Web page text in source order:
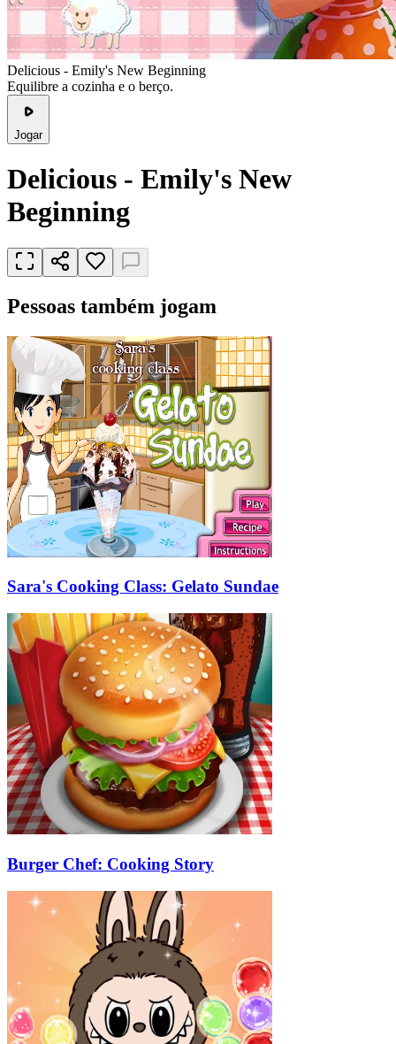
Delicious - Emily's New Beginning
Equilibre a cozinha e o berço.
Jogar
Delicious - Emily's New
Beginning
Pessoas também jogam
Sara's Cooking Class: Gelato Sundae
Burger Chef: Cooking Story